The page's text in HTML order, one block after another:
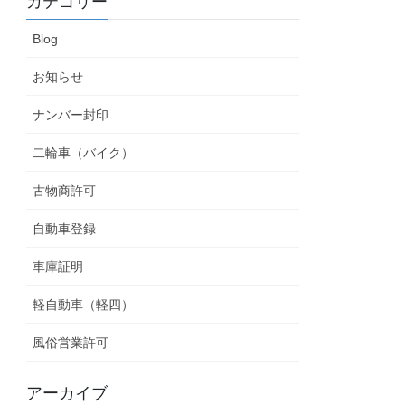
Blog
お知らせ
ナンバー封印
二輪車（バイク）
古物商許可
自動車登録
車庫証明
軽自動車（軽四）
風俗営業許可
アーカイブ